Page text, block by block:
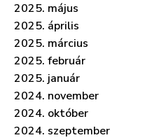
2025. május
2025. április
2025. március
2025. február
2025. január
2024. november
2024. október
2024. szeptember